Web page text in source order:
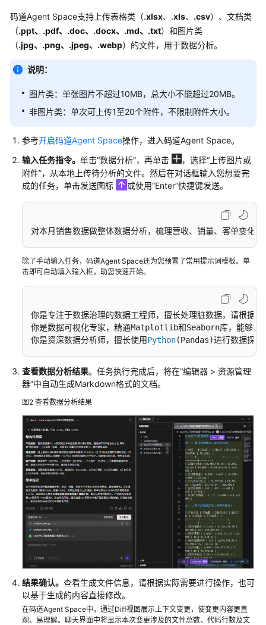
码
道
Agent
设
IM
成
用
户
指
南
用
（插
件）
佳
实
践
常
见
问
题
视
频
帮
助
文
下
载
码道Agent Space支持上传表格类（.xlsx、.xls、 .csv）、文档类
（.ppt、.pdf、.doc、.docx、.md、.txt）和图片类
（.jpg、.png、 .jpeg、.webp）的文件，用于数据分析。
说明：
图片类：单张图片不超过10MB，总大小不能超过20MB。
非图片类：单次可上传1至20个附件，不限制附件大小。
参考开启码道Agent Space操作，进入码道Agent Space。
输入任务指令。 单击“数据分析”，再单击 ，选择“上传图片或
附件”，从本地上传待分析的文件。然后在对话框输入您想要完
成的任务，单击发送图标
或使用“Enter”快捷键发送。
对本月销售数据做整体数据分析，梳理营收、销量、客单变化
除了手动输入任务，码道Agent Space还为您预置了常用提示词模板。单
击即可自动填入输入框，助您快速开始。
你是专注于数据治理的数据工程师，擅长处理脏数据，请根据
你是数据可视化专家，精通Matplotlib和Seaborn库，能够根
你是资深数据分析师，擅长使用Python(Pandas)进行数据探索
查看数据分析结果。任务执行完成后，将在“编辑器 > 资源管理
器”中自动生成Markdown格式的文档。
图2 查看数据分析结果
结果确认。 查看生成文件信息，请根据实际需要进行操作，也可
以基于生成的内容直接修改。
在码道Agent Space中，通过Diff视图展示上下文变更，使变更内容更直
观、易理解。聊天界面中将显示本次变更涉及的文件总数、代码行数及文